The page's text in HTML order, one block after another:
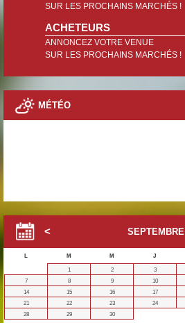
SUR LES PROCHAINS MARCHÉS !
ACHETEURS
ANNONCEZ VOTRE VENUE
SUR LES PROCHAINS MARCHÉS !
MÉTÉO
SEPTEMBRE
L M M J
1
2 3
7
8 9 10
14
15 16 17
21
22 23 24
28
29 30